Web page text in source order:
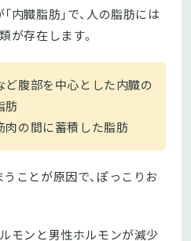
内臓脂肪」で、人の脂肪には
が存在します。
腹部を中心とした内臓の
肪
の間に蓄積した脂肪
ことが原因で、ぽっこりお
モンと男性ホルモンが減少